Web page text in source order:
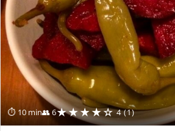
⏱ 10 min👥 6★★★★☆ 4 (1)